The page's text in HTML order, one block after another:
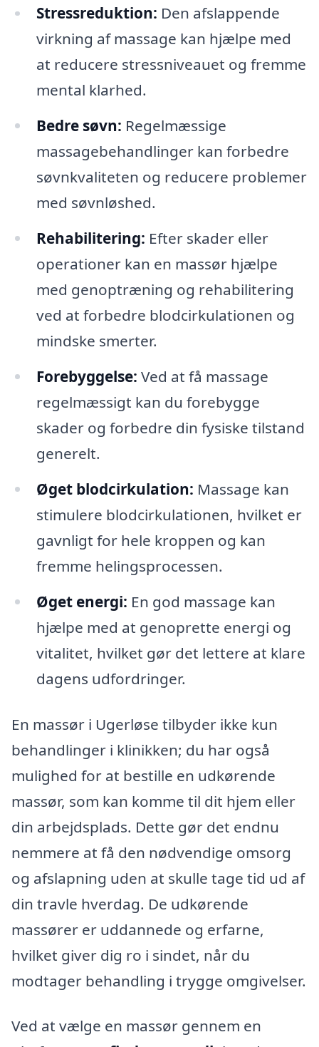
Stressreduktion: Den afslappende
virkning af massage kan hjælpe med
at reducere stressniveauet og fremme
mental klarhed.
Bedre søvn: Regelmæssige
massagebehandlinger kan forbedre
søvnkvaliteten og reducere problemer
med søvnløshed.
Rehabilitering: Efter skader eller
operationer kan en massør hjælpe
med genoptræning og rehabilitering
ved at forbedre blodcirkulationen og
mindske smerter.
Forebyggelse: Ved at få massage
regelmæssigt kan du forebygge
skader og forbedre din fysiske tilstand
generelt.
Øget blodcirkulation: Massage kan
stimulere blodcirkulationen, hvilket er
gavnligt for hele kroppen og kan
fremme helingsprocessen.
Øget energi: En god massage kan
hjælpe med at genoprette energi og
vitalitet, hvilket gør det lettere at klare
dagens udfordringer.
En massør i Ugerløse tilbyder ikke kun
behandlinger i klinikken; du har også
mulighed for at bestille en udkørende
massør, som kan komme til dit hjem eller
din arbejdsplads. Dette gør det endnu
nemmere at få den nødvendige omsorg
og afslapning uden at skulle tage tid ud af
din travle hverdag. De udkørende
massører er uddannede og erfarne,
hvilket giver dig ro i sindet, når du
modtager behandling i trygge omgivelser.
Ved at vælge en massør gennem en